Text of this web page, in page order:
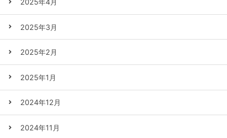
2025年4月
2025年3月
2025年2月
2025年1月
2024年12月
2024年11月